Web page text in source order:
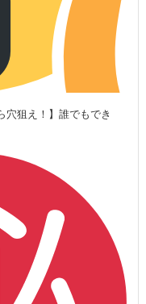
狙え！】誰でもでき